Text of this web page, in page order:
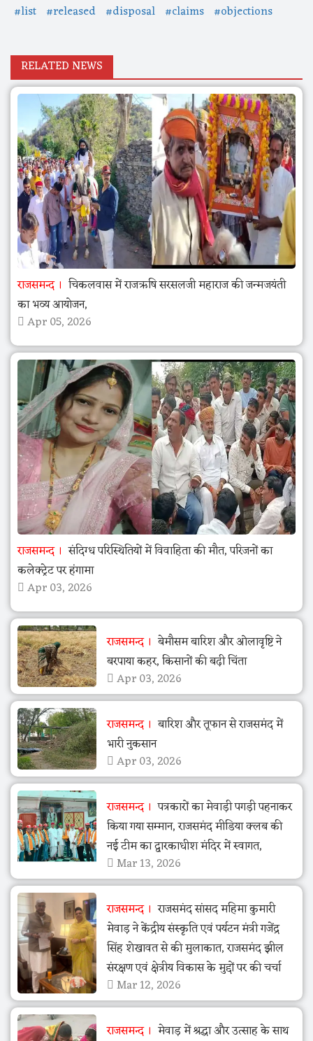
#list #released #disposal #claims #objections
RELATED NEWS
राजसमन्द
चिकलवास में राजऋषि सरसलजी महाराज की जन्मजयंती
का भव्य आयोजन,
Apr 05, 2026
राजसमन्द
संदिग्ध परिस्थितियों में विवाहिता की मौत, परिजनों का
कलेक्ट्रेट पर हंगामा
Apr 03, 2026
राजसमन्द
बेमौसम बारिश और ओलावृष्टि ने
बरपाया कहर, किसानों की बढ़ी चिंता
Apr 03, 2026
राजसमन्द
बारिश और तूफान से राजसमंद में
भारी नुकसान
Apr 03, 2026
राजसमन्द
पत्रकारों का मेवाड़ी पगड़ी पहनाकर
किया गया सम्मान, राजसमंद मीडिया क्लब की
नई टीम का द्वारकाधीश मंदिर में स्वागत,
Mar 13, 2026
राजसमन्द
राजसमंद सांसद महिमा कुमारी
मेवाड़ ने केंद्रीय संस्कृति एवं पर्यटन मंत्री गजेंद्र
सिंह शेखावत से की मुलाकात, राजसमंद झील
संरक्षण एवं क्षेत्रीय विकास के मुद्दों पर की चर्चा
Mar 12, 2026
राजसमन्द
मेवाड़ में श्रद्धा और उत्साह के साथ